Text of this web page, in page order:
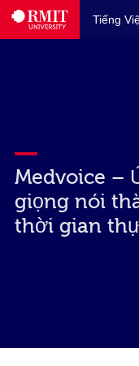
Tiếng
Medvoice –
giọng nói
thời gian